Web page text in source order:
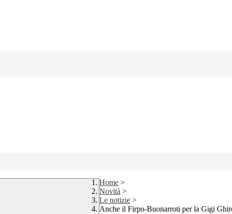
Home >
Novità >
Le notizie >
Anche il Firpo-Buonarroti per la Gigi